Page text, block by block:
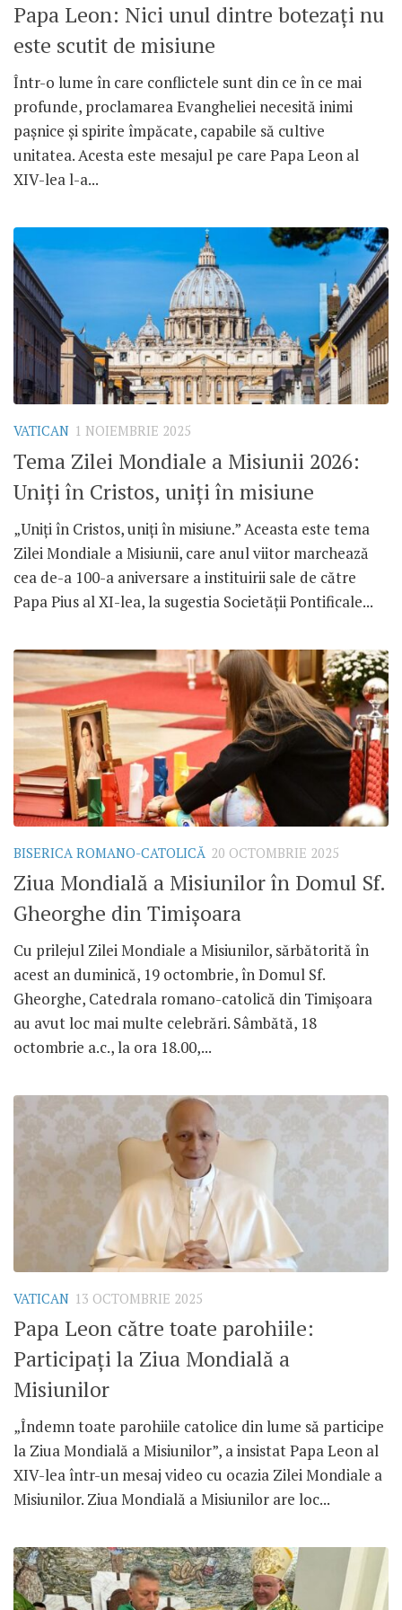
Papa Leon: Nici unul dintre botezați nu
este scutit de misiune
Într-o lume în care conflictele sunt din ce în ce mai
profunde, proclamarea Evangheliei necesită inimi
pașnice și spirite împăcate, capabile să cultive
unitatea. Acesta este mesajul pe care Papa Leon al
XIV-lea l-a...
VATICAN 1 NOIEMBRIE 2025
Tema Zilei Mondiale a Misiunii 2026:
Uniți în Cristos, uniți în misiune
„Uniți în Cristos, uniți în misiune.” Aceasta este tema
Zilei Mondiale a Misiunii, care anul viitor marchează
cea de-a 100-a aniversare a instituirii sale de către
Papa Pius al XI-lea, la sugestia Societății Pontificale...
BISERICA ROMANO-CATOLICĂ 20 OCTOMBRIE 2025
Ziua Mondială a Misiunilor în Domul Sf.
Gheorghe din Timișoara
Cu prilejul Zilei Mondiale a Misiunilor, sărbătorită în
acest an duminică, 19 octombrie, în Domul Sf.
Gheorghe, Catedrala romano-catolică din Timișoara
au avut loc mai multe celebrări. Sâmbătă, 18
octombrie a.c., la ora 18.00,...
VATICAN 13 OCTOMBRIE 2025
Papa Leon către toate parohiile:
Participați la Ziua Mondială a
Misiunilor
„Îndemn toate parohiile catolice din lume să participe
la Ziua Mondială a Misiunilor”, a insistat Papa Leon al
XIV-lea într-un mesaj video cu ocazia Zilei Mondiale a
Misiunilor. Ziua Mondială a Misiunilor are loc...